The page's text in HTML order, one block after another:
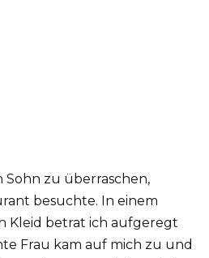
Sohn zu überraschen,
besuchte. In einem
Kleid betrat ich aufgeregt
Frau kam auf mich zu und